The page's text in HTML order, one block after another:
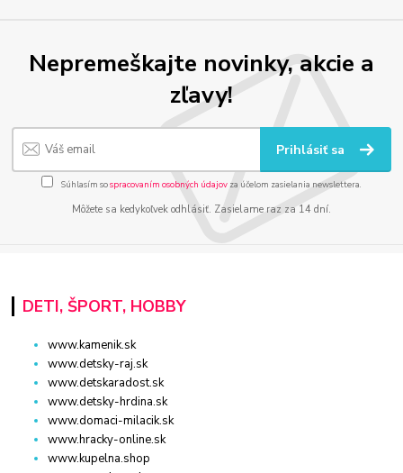
Nepremeškajte novinky, akcie a
zľavy!
Prihlásiť sa
Súhlasím sospracovaním osobných údajov za účelom zasielania newslettera.
Môžete sa kedykoľvek odhlásiť. Zasielame raz za 14 dní.
DETI, ŠPORT, HOBBY
www.kamenik.sk
www.detsky-raj.sk
www.detskaradost.sk
www.detsky-hrdina.sk
www.domaci-milacik.sk
www.hracky-online.sk
www.kupelna.shop